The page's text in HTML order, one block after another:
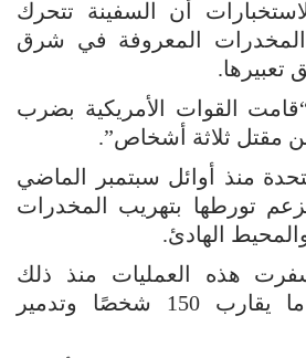
أن السفينة تتحرك
المعروفة في شرق
تعبيرها.
القوات الأمريكية بضرب
مقتل ثلاثة أشخاص”.
منذ أوائل سبتمبر الماضي
تورطها بتهريب المخدرات
الهادئ.
هذه العمليات منذ ذلك
الحين عن مقتل ما يقارب 150 شخصًا وتدمير